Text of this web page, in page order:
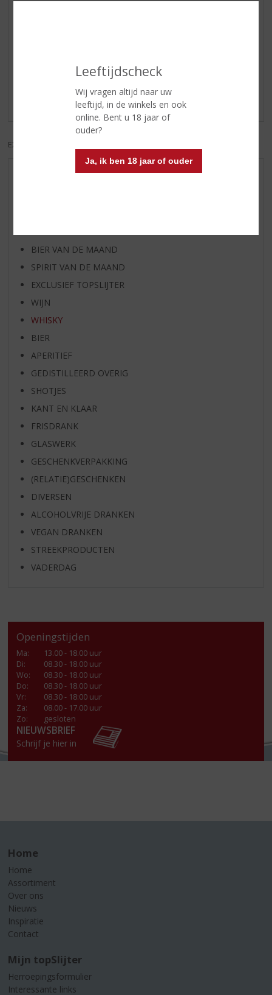
Leeftijdscheck
Wij vragen altijd naar uw
leeftijd, in de winkels en ook
online. Bent u 18 jaar of
ouder?
Ja, ik ben 18 jaar of ouder
Er zijn nog geen reviews geplaatst voor dit product
EXCL. BTW
BIER VAN DE MAAND
SPIRIT VAN DE MAAND
EXCLUSIEF TOPSLIJTER
WIJN
WHISKY
BIER
APERITIEF
GEDISTILLEERD OVERIG
SHOTJES
KANT EN KLAAR
FRISDRANK
GLASWERK
GESCHENKVERPAKKING
(RELATIE)GESCHENKEN
DIVERSEN
ALCOHOLVRIJE DRANKEN
VEGAN DRANKEN
STREEKPRODUCTEN
VADERDAG
Openingstijden
Ma:
13.00 - 18.00 uur
Di:
08.30 - 18.00 uur
Wo:
08.30 - 18.00 uur
Do:
08.30 - 18.00 uur
Vr:
08.30 - 18:00 uur
Za:
08.00 - 17.00 uur
Zo:
gesloten
NIEUWSBRIEF
Schrijf je hier in
Home
Home
Assortiment
Over ons
Nieuws
Inspiratie
Contact
Mijn topSlijter
Herroepingsformulier
Interessante links